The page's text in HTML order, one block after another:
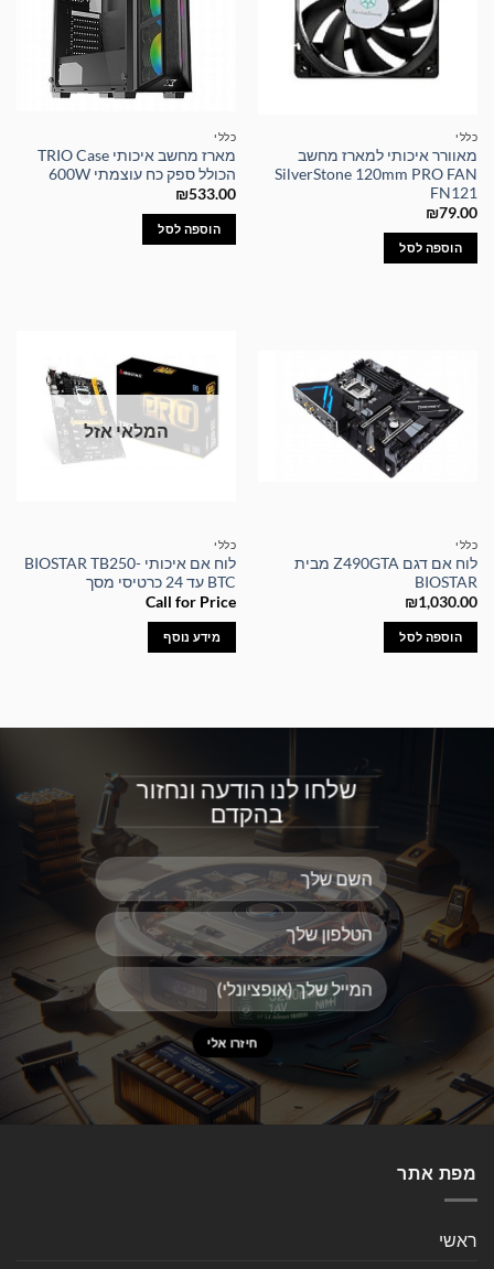
כללי
מאוורר איכותי למארז מחשב
SilverStone 120mm PRO FAN
FN121
₪79.00
הוספה לסל
כללי
מארז מחשב איכותי TRIO Case
הכולל ספק כח עוצמתי 600W
₪533.00
הוספה לסל
כללי
לוח אם דגם Z490GTA מבית
BIOSTAR
₪1,030.00
הוספה לסל
המלאי אזל
כללי
לוח אם איכותי BIOSTAR TB250-
BTC עד 24 כרטיסי מסך
Call for Price
מידע נוסף
שלחו לנו הודעה ונחזור
בהקדם
מפת אתר
ראשי